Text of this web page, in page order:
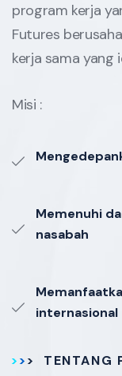
program kerja
Futures
kerja sama yang
Misi :
Memenuhi
nasabah
internasional
TENTANG